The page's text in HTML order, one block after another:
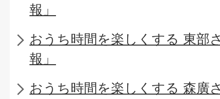
報」
おうち時間を楽しくする 東部
報」
おうち時間を楽しくする 森廣